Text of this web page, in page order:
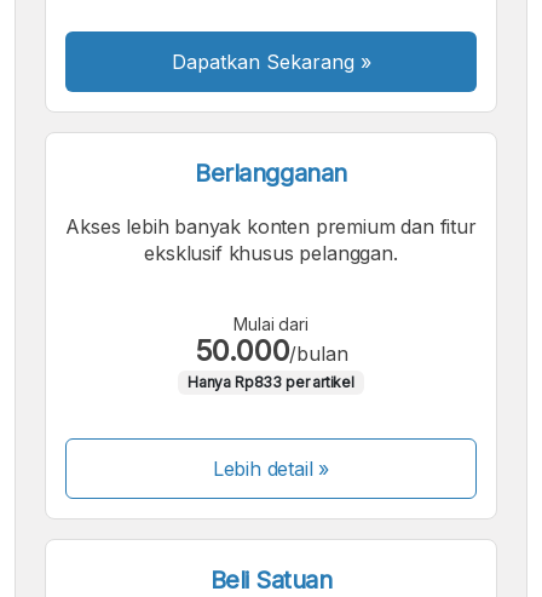
Dapatkan Sekarang »
Berlangganan
Akses lebih banyak konten premium dan fitur
eksklusif khusus pelanggan.
Mulai dari
50.000/bulan
Hanya Rp833 per artikel
Lebih detail »
Beli Satuan